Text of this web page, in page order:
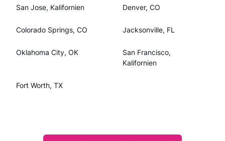
San Jose, Kalifornien Denver, CO
Colorado Springs, CO Jacksonville, FL
Oklahoma City, OK
San Francisco,
Kalifornien
Fort Worth, TX